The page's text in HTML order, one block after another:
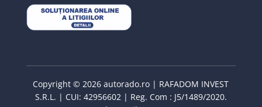
Copyright © 2026 autorado.ro | RAFADOM INVEST
S.R.L. | CUI: 42956602 | Reg. Com : J5/1489/2020.